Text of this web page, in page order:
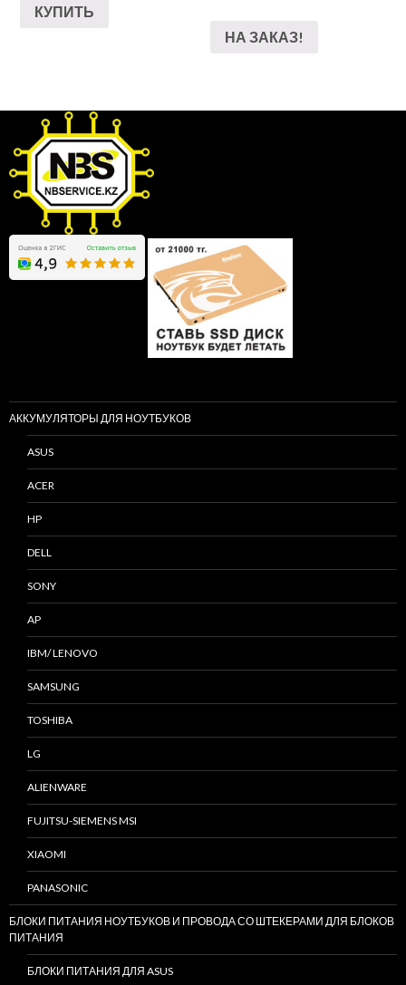
КУПИТЬ
НА ЗАКАЗ!
АККУМУЛЯТОРЫ ДЛЯ НОУТБУКОВ
ASUS
ACER
HP
DELL
SONY
AP
IBM/ LENOVO
SAMSUNG
TOSHIBA
LG
ALIENWARE
FUJITSU-SIEMENS MSI
XIAOMI
PANASONIC
БЛОКИ ПИТАНИЯ НОУТБУКОВ И ПРОВОДА СО ШТЕКЕРАМИ ДЛЯ БЛОКОВ
ПИТАНИЯ
БЛОКИ ПИТАНИЯ ДЛЯ ASUS